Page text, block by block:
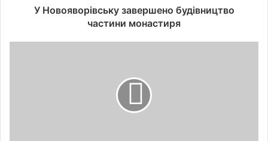
У Новояворівську завершено будівництво
частини монастиря